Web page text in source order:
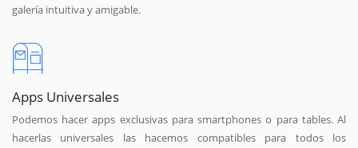
galería intuitiva y amigable.
Apps Universales
Podemos hacer apps exclusivas para smartphones o para tables. Al
hacerlas universales las hacemos compatibles para todos los